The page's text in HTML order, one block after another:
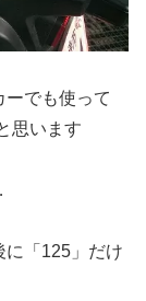
でも使って
思います
に「125」だけ